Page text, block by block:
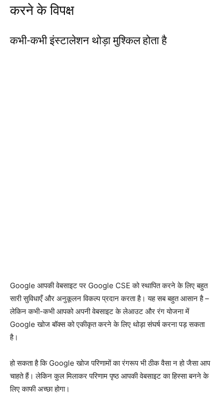
करने के विपक्ष
कभी-कभी इंस्टालेशन थोड़ा मुश्किल होता है
Google आपकी वेबसाइट पर Google CSE को स्थापित करने के लिए बहुत
सारी सुविधाएँ और अनुकूलन विकल्प प्रदान करता है। यह सब बहुत आसान है –
लेकिन कभी-कभी आपको अपनी वेबसाइट के लेआउट और रंग योजना में
Google खोज बॉक्स को एकीकृत करने के लिए थोड़ा संघर्ष करना पड़ सकता
है।
हो सकता है कि Google खोज परिणामों का रंगरूप भी ठीक वैसा न हो जैसा आप
चाहते हैं। लेकिन कुल मिलाकर परिणाम पृष्ठ आपकी वेबसाइट का हिस्सा बनने के
लिए काफी अच्छा होगा।